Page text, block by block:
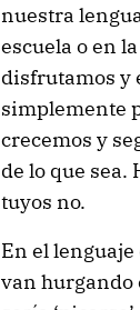
nuestra
escuela o en
disfrutamos y
simplemente
crecemos y
de lo que sea.
tuyos no.
En el lenguaje
van hurgando